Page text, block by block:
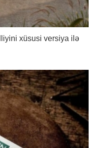
xüsusi versiya ilə